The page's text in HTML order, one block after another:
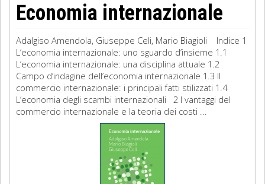
Economia internazionale
Adalgiso Amendola, Giuseppe Celi, Mario Biagioli Indice 1
L’economia internazionale: uno sguardo d’insieme 1.1
L’economia internazionale: una disciplina attuale 1.2
Campo d’indagine dell’economia internazionale 1.3 Il
commercio internazionale: i principali fatti stilizzati 1.4
L’economia degli scambi internazionali 2 I vantaggi del
commercio internazionale e la teoria dei costi ...